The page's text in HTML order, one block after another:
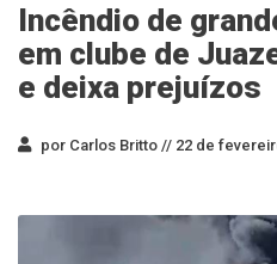
Incêndio de
em clube de
e deixa prejuízos
por Carlos Britto // 22 de